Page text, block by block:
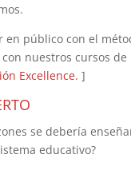
en público con el
nuestros cursos de
Excellence. ]
se debería
educativo?